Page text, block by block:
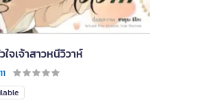
จเจ้าสาวหนีวิวาห์